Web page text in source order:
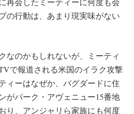
の行動は、あまり現実味がない
なのかもしれないが、ミーティ
で報道される米国のイラク攻撃
ィーはなぜか、バグダードに住
がパーク・アヴェニュー15番地
り、アンジャリら家族にも何度